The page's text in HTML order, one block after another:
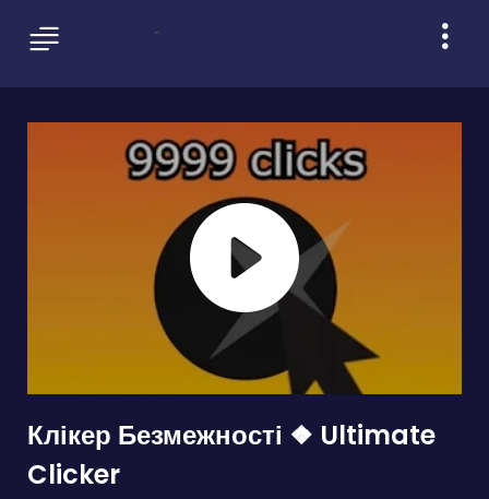
Клікер Безмежності ❖ Ultimate
Clicker